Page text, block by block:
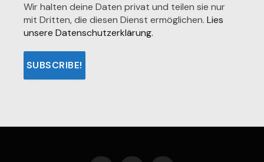
Wir halten deine Daten privat und teilen sie nur
mit Dritten, die diesen Dienst ermöglichen. Lies
unsere Datenschutzerklärung.